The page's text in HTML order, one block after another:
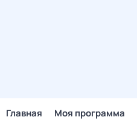
Главная Моя программа